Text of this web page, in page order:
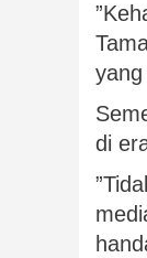
yang
di